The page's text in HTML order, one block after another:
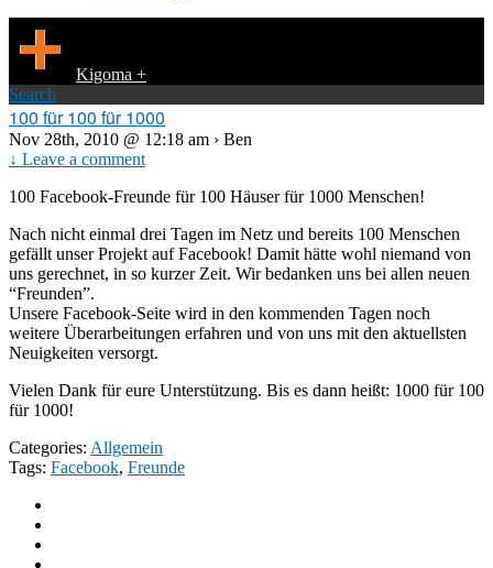
Kigoma +
Search
100 für 100 für 1000
Nov 28th, 2010 @ 12:18 am › Ben
↓ Leave a comment
100 Facebook-Freunde für 100 Häuser für 1000 Menschen!
Nach nicht einmal drei Tagen im Netz und bereits 100 Menschen
gefällt unser Projekt auf Facebook! Damit hätte wohl niemand von
uns gerechnet, in so kurzer Zeit. Wir bedanken uns bei allen neuen
“Freunden”.
Unsere Facebook-Seite wird in den kommenden Tagen noch
weitere Überarbeitungen erfahren und von uns mit den aktuellsten
Neuigkeiten versorgt.
Vielen Dank für eure Unterstützung. Bis es dann heißt: 1000 für 100
für 1000!
Categories: Allgemein
Tags: Facebook, Freunde